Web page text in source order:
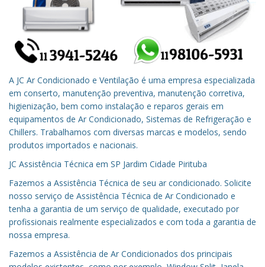
A JC Ar Condicionado e Ventilação é uma empresa especializada
em conserto, manutenção preventiva, manutenção corretiva,
higienização, bem como instalação e reparos gerais em
equipamentos de Ar Condicionado, Sistemas de Refrigeração e
Chillers. Trabalhamos com diversas marcas e modelos, sendo
produtos importados e nacionais.
JC Assistência Técnica em SP Jardim Cidade Pirituba
Fazemos a Assistência Técnica de seu ar condicionado. Solicite
nosso serviço de Assistência Técnica de Ar Condicionado e
tenha a garantia de um serviço de qualidade, executado por
profissionais realmente especializados e com toda a garantia de
nossa empresa.
Fazemos a Assistência de Ar Condicionados dos principais